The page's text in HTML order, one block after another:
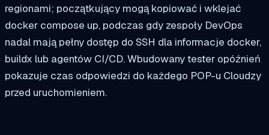
regionami; początkujący mogą kopiować i wklejać
docker compose up, podczas gdy zespoły DevOps
nadal mają pełny dostęp do SSH dla informacje docker,
buildx lub agentów CI/CD. Wbudowany tester opóźnień
pokazuje czas odpowiedzi do każdego POP-u Cloudzy
przed uruchomieniem.